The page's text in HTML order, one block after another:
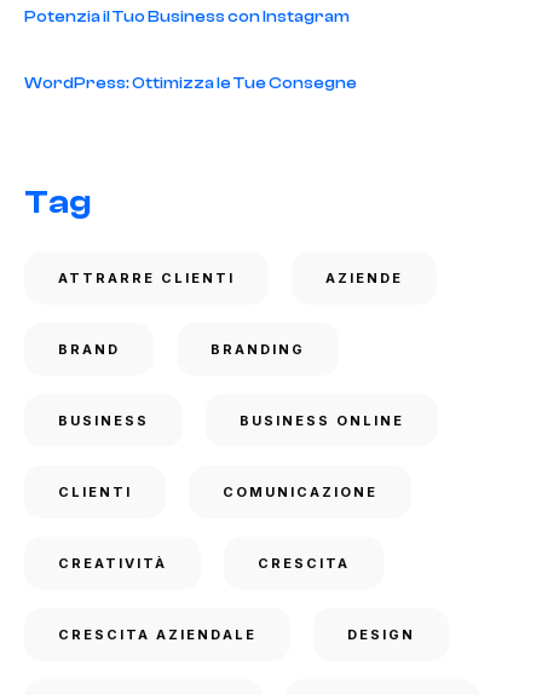
Potenzia il Tuo Business con Instagram
WordPress: Ottimizza le Tue Consegne
Tag
ATTRARRE CLIENTI AZIENDE
BRAND BRANDING
BUSINESS BUSINESS ONLINE
CLIENTI COMUNICAZIONE
CREATIVITÀ CRESCITA
CRESCITA AZIENDALE DESIGN